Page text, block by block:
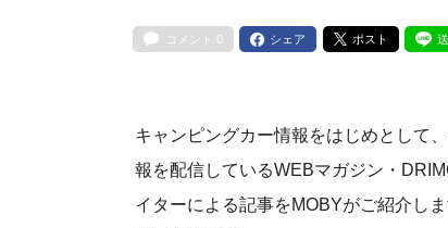
コメント 0 シェア ポスト
キャンピングカー情報をはじめとして
報を配信しているWEBマガジン・
イターによる記事をMOBYがご紹介し